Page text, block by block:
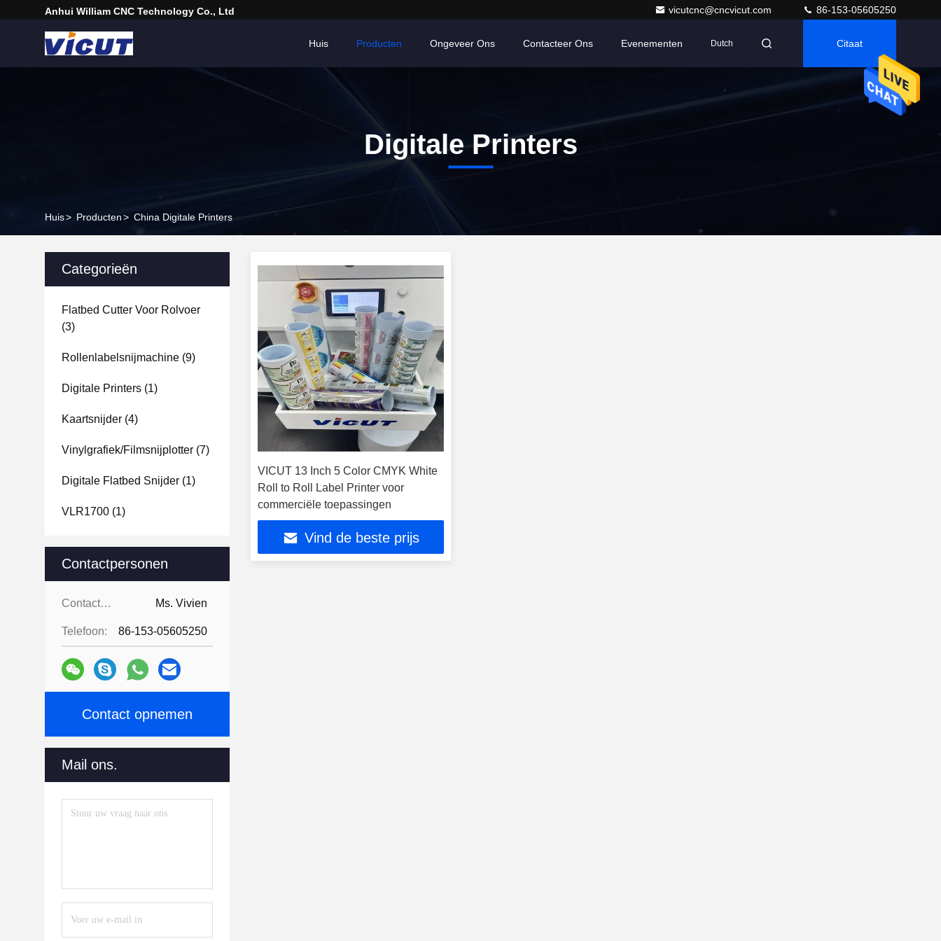
Anhui William CNC Technology Co., Ltd vicutcnc@cncvicut.com 86-153-05605250
Huis Producten Ongeveer Ons Contacteer Ons Evenementen Dutch Citaat
Digitale Printers
Huis> Producten> China Digitale Printers
Categorieën
Flatbed Cutter Voor Rolvoer
(3)
Rollenlabelsnijmachine (9)
Digitale Printers (1)
Kaartsnijder (4)
Vinylgrafiek/filmsnijplotter (7)
Digitale Flatbed Snijder (1)
VLR1700 (1)
Contactpersonen
Contactpersonen: Ms. Vivien
Telefoon: 86-153-05605250
Contact opnemen
Mail ons.
VICUT 13 Inch 5 Color CMYK White
Roll to Roll Label Printer voor
commerciële toepassingen
Vind de beste prijs